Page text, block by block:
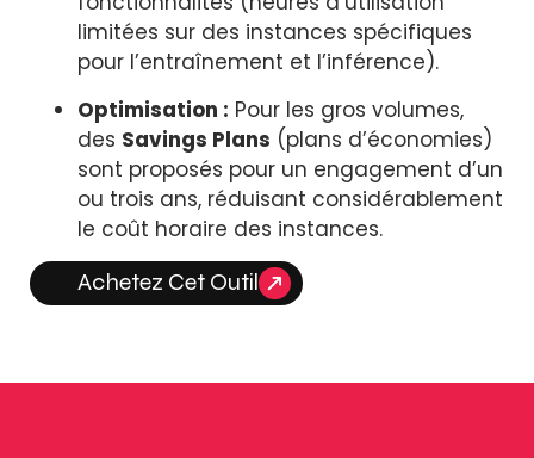
limitées sur des instances spécifiques
pour l’entraînement et l’inférence).
Optimisation : Pour les gros volumes,
des Savings Plans (plans d’économies)
sont proposés pour un engagement d’un
ou trois ans, réduisant considérablement
le coût horaire des instances.
Achetez Cet Outil